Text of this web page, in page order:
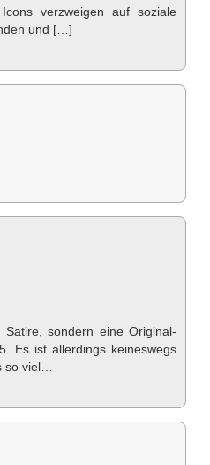
verzweigen auf soziale
und […]
sondern eine Original-
Es ist allerdings keineswegs
so viel…